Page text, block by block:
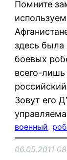
Помните
здесь была
боевых
всего-лишь
Зовут его
военный,
06.05.2011